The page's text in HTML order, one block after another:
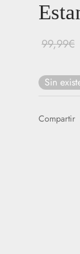
99,99€
Sin
Compartir